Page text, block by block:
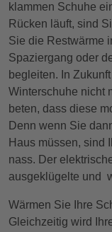
klammen Schuhe
Rücken läuft, sind
Sie die Restwärme
Spaziergang oder
begleiten. In
Winterschuhe nicht
beten, dass diese
Denn wenn Sie
Haus müssen, sind
nass. Der
ausgeklügelte und
Wärmen Sie Ihre
Gleichzeitig wird